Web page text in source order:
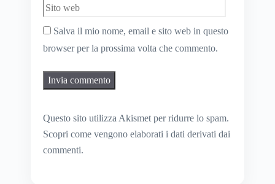
Salva il mio nome, email e sito web in questo
browser per la prossima volta che commento.
Questo sito utilizza Akismet per ridurre lo spam.
Scopri come vengono elaborati i dati derivati dai
commenti.